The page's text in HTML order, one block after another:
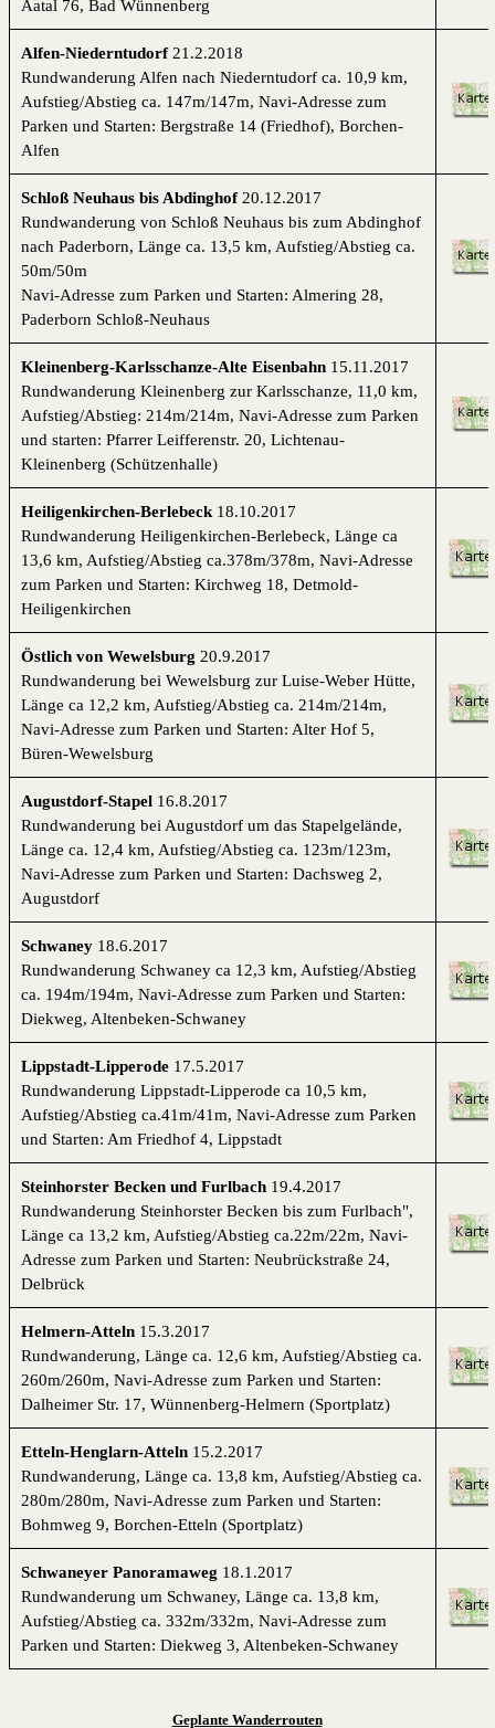
Aatal 76, Bad Wünnenberg
Alfen-Niederntudorf 21.2.2018
Rundwanderung Alfen nach Niederntudorf ca. 10,9 km,
Aufstieg/Abstieg ca. 147m/147m, Navi-Adresse zum
Parken und Starten: Bergstraße 14 (Friedhof), Borchen-
Alfen
Schloß Neuhaus bis Abdinghof 20.12.2017
Rundwanderung von Schloß Neuhaus bis zum Abdinghof
nach Paderborn, Länge ca. 13,5 km, Aufstieg/Abstieg ca.
50m/50m
Navi-Adresse zum Parken und Starten: Almering 28,
Paderborn Schloß-Neuhaus
Kleinenberg-Karlsschanze-Alte Eisenbahn 15.11.2017
Rundwanderung Kleinenberg zur Karlsschanze, 11,0 km,
Aufstieg/Abstieg: 214m/214m, Navi-Adresse zum Parken
und starten: Pfarrer Leifferenstr. 20, Lichtenau-
Kleinenberg (Schützenhalle)
Heiligenkirchen-Berlebeck 18.10.2017
Rundwanderung Heiligenkirchen-Berlebeck, Länge ca
13,6 km, Aufstieg/Abstieg ca.378m/378m, Navi-Adresse
zum Parken und Starten: Kirchweg 18, Detmold-
Heiligenkirchen
Östlich von Wewelsburg 20.9.2017
Rundwanderung bei Wewelsburg zur Luise-Weber Hütte,
Länge ca 12,2 km, Aufstieg/Abstieg ca. 214m/214m,
Navi-Adresse zum Parken und Starten: Alter Hof 5,
Büren-Wewelsburg
Augustdorf-Stapel 16.8.2017
Rundwanderung bei Augustdorf um das Stapelgelände,
Länge ca. 12,4 km, Aufstieg/Abstieg ca. 123m/123m,
Navi-Adresse zum Parken und Starten: Dachsweg 2,
Augustdorf
Schwaney 18.6.2017
Rundwanderung Schwaney ca 12,3 km, Aufstieg/Abstieg
ca. 194m/194m, Navi-Adresse zum Parken und Starten:
Diekweg, Altenbeken-Schwaney
Lippstadt-Lipperode 17.5.2017
Rundwanderung Lippstadt-Lipperode ca 10,5 km,
Aufstieg/Abstieg ca.41m/41m, Navi-Adresse zum Parken
und Starten: Am Friedhof 4, Lippstadt
Steinhorster Becken und Furlbach 19.4.2017
Rundwanderung Steinhorster Becken bis zum Furlbach",
Länge ca 13,2 km, Aufstieg/Abstieg ca.22m/22m, Navi-
Adresse zum Parken und Starten: Neubrückstraße 24,
Delbrück
Helmern-Atteln 15.3.2017
Rundwanderung, Länge ca. 12,6 km, Aufstieg/Abstieg ca.
260m/260m, Navi-Adresse zum Parken und Starten:
Dalheimer Str. 17, Wünnenberg-Helmern (Sportplatz)
Etteln-Henglarn-Atteln 15.2.2017
Rundwanderung, Länge ca. 13,8 km, Aufstieg/Abstieg ca.
280m/280m, Navi-Adresse zum Parken und Starten:
Bohmweg 9, Borchen-Etteln (Sportplatz)
Schwaneyer Panoramaweg 18.1.2017
Rundwanderung um Schwaney, Länge ca. 13,8 km,
Aufstieg/Abstieg ca. 332m/332m, Navi-Adresse zum
Parken und Starten: Diekweg 3, Altenbeken-Schwaney
Geplante Wanderrouten